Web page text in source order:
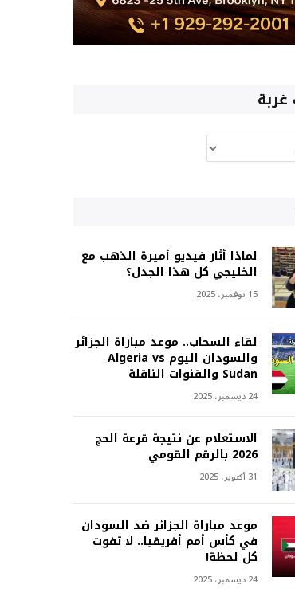
لماذا أثار فيديو أميرة الذهب مع
الخليجي كل هذا الجدل؟
15 نوفمبر، 2025
لقاء السحاب.. موعد مباراة الجزائر
والسودان اليوم Algeria vs
Sudan والقنوات الناقلة
24 ديسمبر، 2025
الاستعلام عن نتيجة قرعة الحج
2026 بالرقم القومي
31 أكتوبر، 2025
موعد مباراة الجزائر ضد السودان
في كأس أمم أفريقيا.. لا تفوت
كل لحظة!
24 ديسمبر، 2025